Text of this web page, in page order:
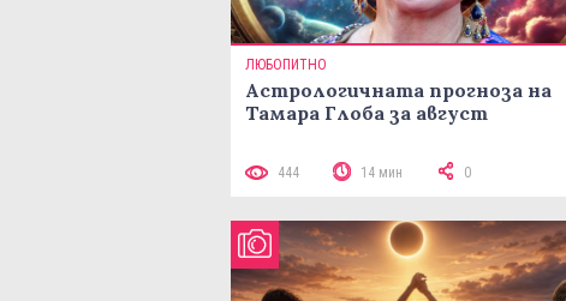
ЛЮБОПИТНО
Астрологичната прогноза на
Тамара Глоба за август
444 14 мин 0